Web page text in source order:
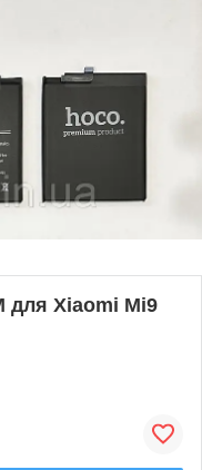
для Xiaomi Mi9